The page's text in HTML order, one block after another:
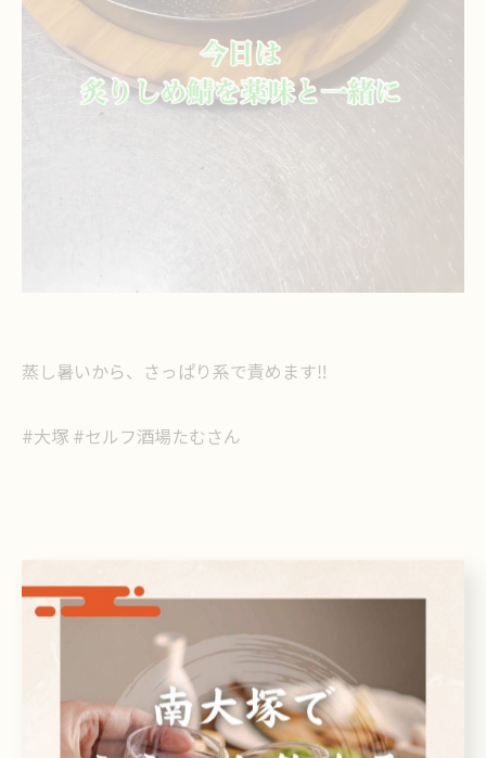
蒸し暑いから、さっぱり系で責めます‼️
#大塚 #セルフ酒場たむさん
< 前のページ 一覧に戻る 次のページ >
カテゴリー Categories